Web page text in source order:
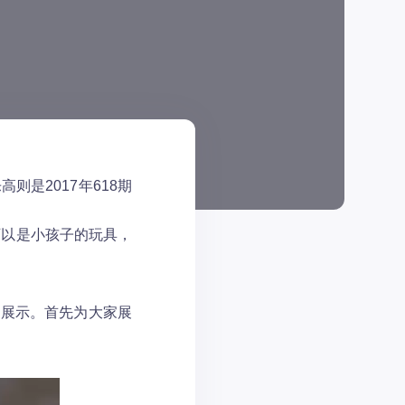
则是2017年618期
是小孩子的玩具，
示。首先为大家展